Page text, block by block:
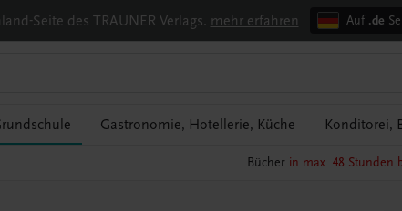
Seite des TRAUNER Verlags. mehr erfahren Auf .de
Gastronomie, Hotellerie, Küche Konditorei,
Bücher in max. 48 Stunden